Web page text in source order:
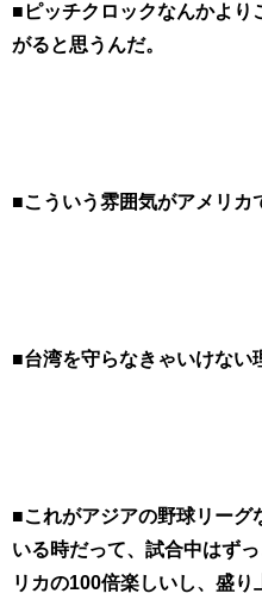
■ピッチクロックなんかより
がると思うんだ。
■こういう雰囲気がアメリカ
■台湾を守らなきゃいけない
■これがアジアの野球リーグ
いる時だって、試合中はず
リカの100倍楽しいし、盛り